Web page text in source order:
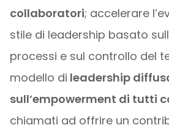
collaboratori; accelerare
stile di leadership basato
processi e sul controllo del
modello di leadership
sull’empowerment di tutti
chiamati ad offrire un